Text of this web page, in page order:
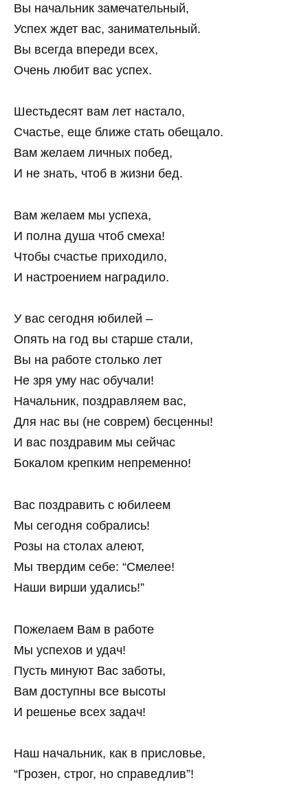
Вы начальник замечательный,
Успех ждет вас, занимательный.
Вы всегда впереди всех,
Очень любит вас успех.
Шестьдесят вам лет настало,
Счастье, еще ближе стать обещало.
Вам желаем личных побед,
И не знать, чтоб в жизни бед.
Вам желаем мы успеха,
И полна душа чтоб смеха!
Чтобы счастье приходило,
И настроением наградило.
У вас сегодня юбилей –
Опять на год вы старше стали,
Вы на работе столько лет
Не зря уму нас обучали!
Начальник, поздравляем вас,
Для нас вы (не соврем) бесценны!
И вас поздравим мы сейчас
Бокалом крепким непременно!
Вас поздравить с юбилеем
Мы сегодня собрались!
Розы на столах алеют,
Мы твердим себе: “Смелее!
Наши вирши удались!”
Пожелаем Вам в работе
Мы успехов и удач!
Пусть минуют Вас заботы,
Вам доступны все высоты
И решенье всех задач!
Наш начальник, как в присловье,
“Грозен, строг, но справедлив”!